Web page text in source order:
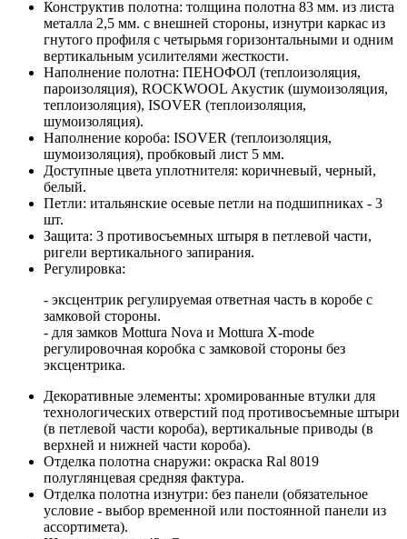
Конструктив полотна: толщина полотна 83 мм. из листа
металла 2,5 мм. с внешней стороны, изнутри каркас из
гнутого профиля с четырьмя горизонтальными и одним
вертикальным усилителями жесткости.
Наполнение полотна: ПЕНОФОЛ (теплоизоляция,
пароизоляция), ROCKWOOL Акустик (шумоизоляция,
теплоизоляция), ISOVER (теплоизоляция,
шумоизоляция).
Наполнение короба: ISOVER (теплоизоляция,
шумоизоляция), пробковый лист 5 мм.
Доступные цвета уплотнителя: коричневый, черный,
белый.
Петли: итальянские осевые петли на подшипниках - 3
шт.
Защита: 3 противосъемных штыря в петлевой части,
ригели вертикального запирания.
Регулировка:
- эксцентрик регулируемая ответная часть в коробе с
замковой стороны.
- для замков Mottura Nova и Mottura X-mode
регулировочная коробка с замковой стороны без
эксцентрика.
Декоративные элементы: хромированные втулки для
технологических отверстий под противосъемные штыри
(в петлевой части короба), вертикальные приводы (в
верхней и нижней части короба).
Отделка полотна снаружи: окраска Ral 8019
полуглянцевая средняя фактура.
Отделка полотна изнутри: без панели (обязательное
условие - выбор временной или постоянной панели из
ассортимета).